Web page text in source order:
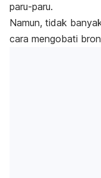
paru-paru.
Namun, tidak
cara mengobati